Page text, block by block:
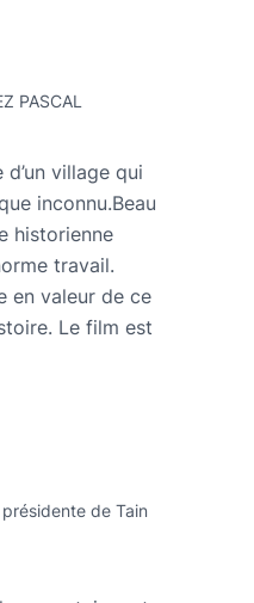
PASCAL
village qui
inconnu.Beau
historienne
travail.
en valeur de ce
Le film est
présidente de Tain